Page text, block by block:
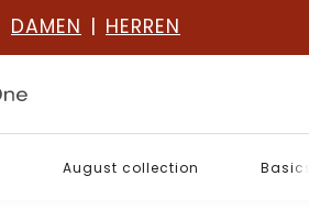
DAMEN | HERREN
August collection Basics